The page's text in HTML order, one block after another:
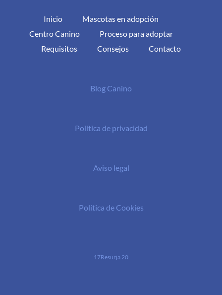
Inicio
Mascotas en adopción
Centro Canino
Proceso para adoptar
Requisitos
Consejos Contacto
Blog Canino
Política de privacidad
Aviso legal
Política de Cookies
17Resurja 20